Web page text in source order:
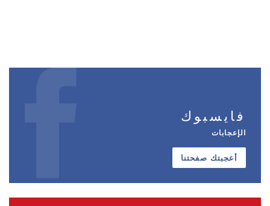
فايسبوك
الإعجابات
أعجبتك صفحتنا